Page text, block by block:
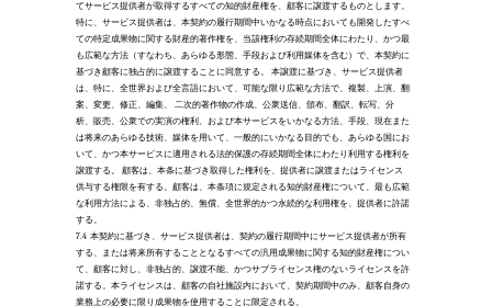
てサービス提供者が取得するすべての知的財産権を、顧客に譲渡するものとします。
特に、サービス提供者は、本契約の履行期間中いかなる時点においても開発したすべ
ての特定成果物に関する財産的著作権を、当該権利の存続期間全体にわたり、かつ最
も広範な方法（すなわち、あらゆる形態、手段および利用媒体を含む）で、本契約に
基づき顧客に独占的に譲渡することに同意する。 本譲渡に基づき、サービス提供者
は、特に、全世界および全言語において、可能な限り広範な方法で、複製、上演、翻
案、変更、修正、編集、 二次的著作物の作成、公衆送信、頒布、翻訳、転写、分
析、販売、公衆での実演の権利、および本サービスをいかなる方法、手段、現在また
は将来のあらゆる技術、媒体を用いて、一般的にいかなる目的でも、あらゆる国にお
いて、かつ本サービスに適用される法的保護の存続期間全体にわたり利用する権利を
譲渡する。 顧客は、本条に基づき取得した権利を、提供者に譲渡またはライセンス
供与する権限を有する。顧客は、本条項に規定される知的財産権について、最も広範
な利用方法による、非独占的、無償、全世界的かつ永続的な利用権を、提供者に許諾
する。
7.4 本契約に基づき、サービス提供者は、契約の履行期間中にサービス提供者が所有
する、または将来所有することとなるすべての汎用成果物に関する知的財産権につい
て、顧客に対し、非独占的、譲渡不能、かつサブライセンス権のないライセンスを許
諾する。本ライセンスは、顧客の自社施設内において、契約期間中のみ、顧客自身の
業務上の必要に限り成果物を使用することに限定される。